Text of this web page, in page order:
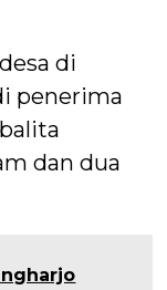
di
penerima
dan dua